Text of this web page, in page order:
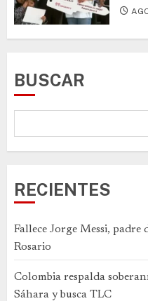
BUSCAR
RECIENTES
Fallece Jorge Messi, padre
Rosario
Colombia respalda
Sáhara y busca TLC